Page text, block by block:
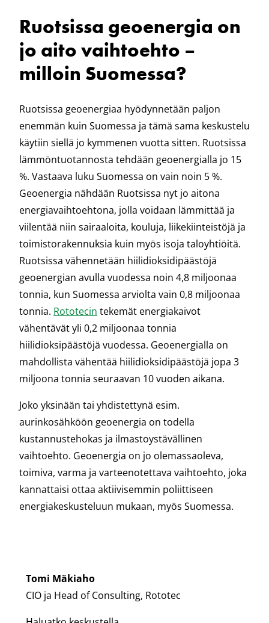
Ruotsissa geoenergia on
jo aito vaihtoehto –
milloin Suomessa?
Ruotsissa geoenergiaa hyödynnetään paljon
enemmän kuin Suomessa ja tämä sama keskustelu
käytiin siellä jo kymmenen vuotta sitten. Ruotsissa
lämmöntuotannosta tehdään geoenergialla jo 15
%. Vastaava luku Suomessa on vain noin 5 %.
Geoenergia nähdään Ruotsissa nyt jo aitona
energiavaihtoehtona, jolla voidaan lämmittää ja
viilentää niin sairaaloita, kouluja, liikekiinteistöjä ja
toimistorakennuksia kuin myös isoja taloyhtiöitä.
Ruotsissa vähennetään hiilidioksidipäästöjä
geoenergian avulla vuodessa noin 4,8 miljoonaa
tonnia, kun Suomessa arviolta vain 0,8 miljoonaa
tonnia. Rototecin tekemät energiakaivot
vähentävät yli 0,2 miljoonaa tonnia
hiilidioksipäästöjä vuodessa. Geoenergialla on
mahdollista vähentää hiilidioksidipäästöjä jopa 3
miljoona tonnia seuraavan 10 vuoden aikana.
Joko yksinään tai yhdistettynä esim.
aurinkosähköön geoenergia on todella
kustannustehokas ja ilmastoystävällinen
vaihtoehto. Geoenergia on jo olemassaoleva,
toimiva, varma ja varteenotettava vaihtoehto, joka
kannattaisi ottaa aktiivisemmin poliittiseen
energiakeskusteluun mukaan, myös Suomessa.
Tomi Mäkiaho
CIO ja Head of Consulting, Rototec